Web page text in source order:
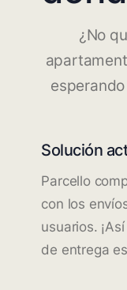
¿No
Solución
Parcello
con los
usuarios.
de entrega